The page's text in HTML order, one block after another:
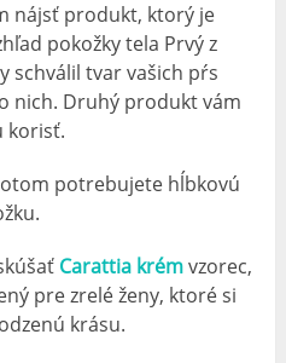
nájsť produkt, ktorý je
pokožky tela Prvý z
schválil tvar vašich pŕs
nich. Druhý produkt vám
korisť.
potrebujete hĺbkovú
Carattia krémvzorec,
pre zrelé ženy, ktoré si
krásu.